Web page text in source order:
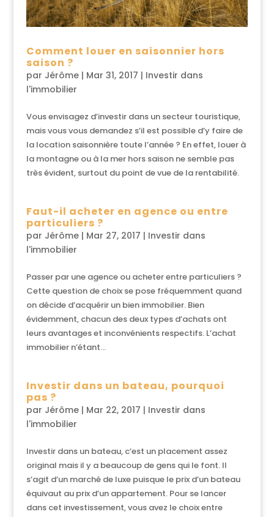
Comment louer en saisonnier hors
saison ?
par Jérôme| Mar 31, 2017 | Investir dans
l'immobilier
Vous envisagez d’investir dans un secteur touristique,
mais vous vous demandez s’il est possible d’y faire de
la location saisonnière toute l’année ? En effet, louer à
la montagne ou à la mer hors saison ne semble pas
très évident, surtout du point de vue de la rentabilité.
Faut-il acheter en agence ou entre
particuliers ?
par Jérôme| Mar 27, 2017 | Investir dans
l'immobilier
Passer par une agence ou acheter entre particuliers ?
Cette question de choix se pose fréquemment quand
on décide d’acquérir un bien immobilier. Bien
évidemment, chacun des deux types d’achats ont
leurs avantages et inconvénients respectifs. L’achat
immobilier n’étant...
Investir dans un bateau, pourquoi
pas ?
par Jérôme| Mar 22, 2017 | Investir dans
l'immobilier
Investir dans un bateau, c’est un placement assez
original mais il y a beaucoup de gens qui le font. Il
s’agit d’un marché de luxe puisque le prix d’un bateau
équivaut au prix d’un appartement. Pour se lancer
dans cet investissement, vous avez le choix entre